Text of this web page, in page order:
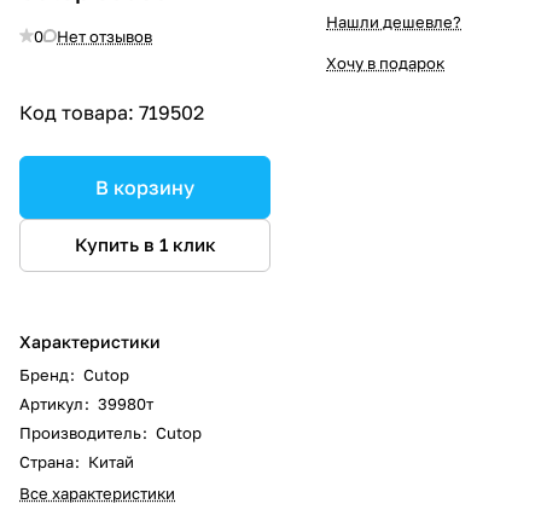
0 Нет отзывов
Код товара: 719502
В корзину
Купить в 1 клик
Характеристики
Бренд: Cutop
Артикул: 39980т
Производитель: Cutop
Страна: Китай
Все характеристики
Нашли дешевле?
Хочу в подарок